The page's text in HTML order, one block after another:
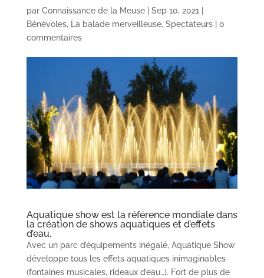
par Connaissance de la Meuse| Sep 10, 2021
Bénévoles, La balade merveilleuse, Spectateurs| 0
commentaires
Aquatique show est la référence mondiale dans
la création de shows aquatiques et d’effets
d’eau.
Avec un parc d’équipements inégalé, Aquatique Show
développe tous les effets aquatiques inimaginables
(fontaines musicales, rideaux d’eau…). Fort de plus de